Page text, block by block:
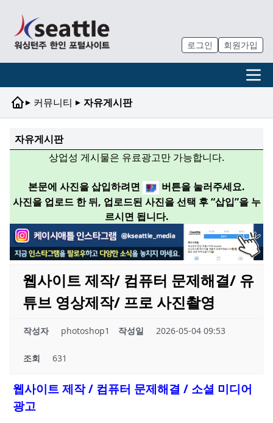
로그인 회원가입
▸ 커뮤니티 ▸ 자유게시판
자유게시판
상업성 게시물은 유료광고만 가능합니다.
본문에 사진을 삽입하려면
버튼을 눌러주세요.
사진을 업로드 한 뒤, 업로드된 사진을 선택 후 “삽입”을 누
르시면 됩니다.
웹사이트 제작/ 컴퓨터 문제해결/ 유
튜브 영상제작/ 프로 사진촬영
작성자 photoshop1 작성일 2026-05-04 09:53
조회 631
웹사이트 제작 / 컴퓨터 문제해결 / 소셜 미디어
광고